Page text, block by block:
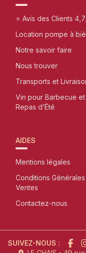
⭐ Avis des Clients
Location pompe à
Notre savoir faire
Nous trouver
Transports et
Vin pour Barbecue et
Repas d’Été
AIDES
Mentions légales
Conditions
Ventes
Contactez-nous
SUIVEZ-NOUS :